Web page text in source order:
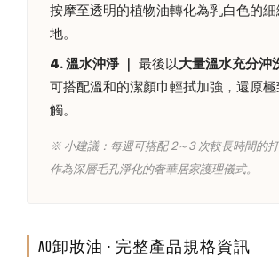
按摩至透明的植物油轉化為乳白色的
地。
4. 溫水沖淨 ｜ 最後以大量溫水充分沖
可搭配溫和的潔顏巾輕拭加強，還原
觸。
※ 小建議：每週可搭配 2～3 次較長時間的
作為深層毛孔淨化的奢華居家護理儀式。
AO卸妝油 ∙ 完整產品規格資訊